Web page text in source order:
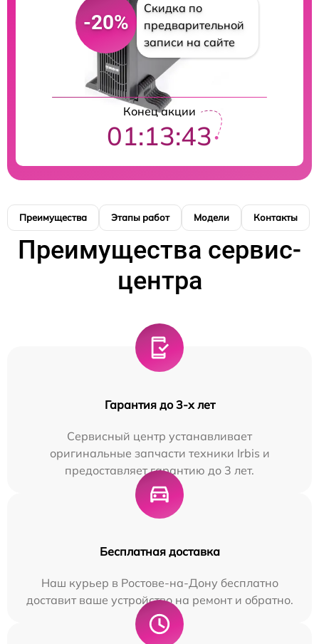
-20%
Скидка по
предварительной
записи на сайте
Конец акции
01:13:42
Преимущества Этапы работ Модели Контакты
Преимущества сервис-
центра
Гарантия до 3-х лет
Сервисный центр устанавливает
оригинальные запчасти техники Irbis и
предоставляет гарантию до 3 лет.
Бесплатная доставка
Наш курьер в Ростове-на-Дону бесплатно
доставит ваше устройство на ремонт и обратно.